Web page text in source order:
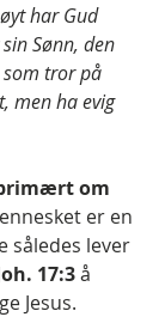
har Gud
Sønn, den
tror på
men ha evig
om
er en
således lever
17:3 å
Jesus.